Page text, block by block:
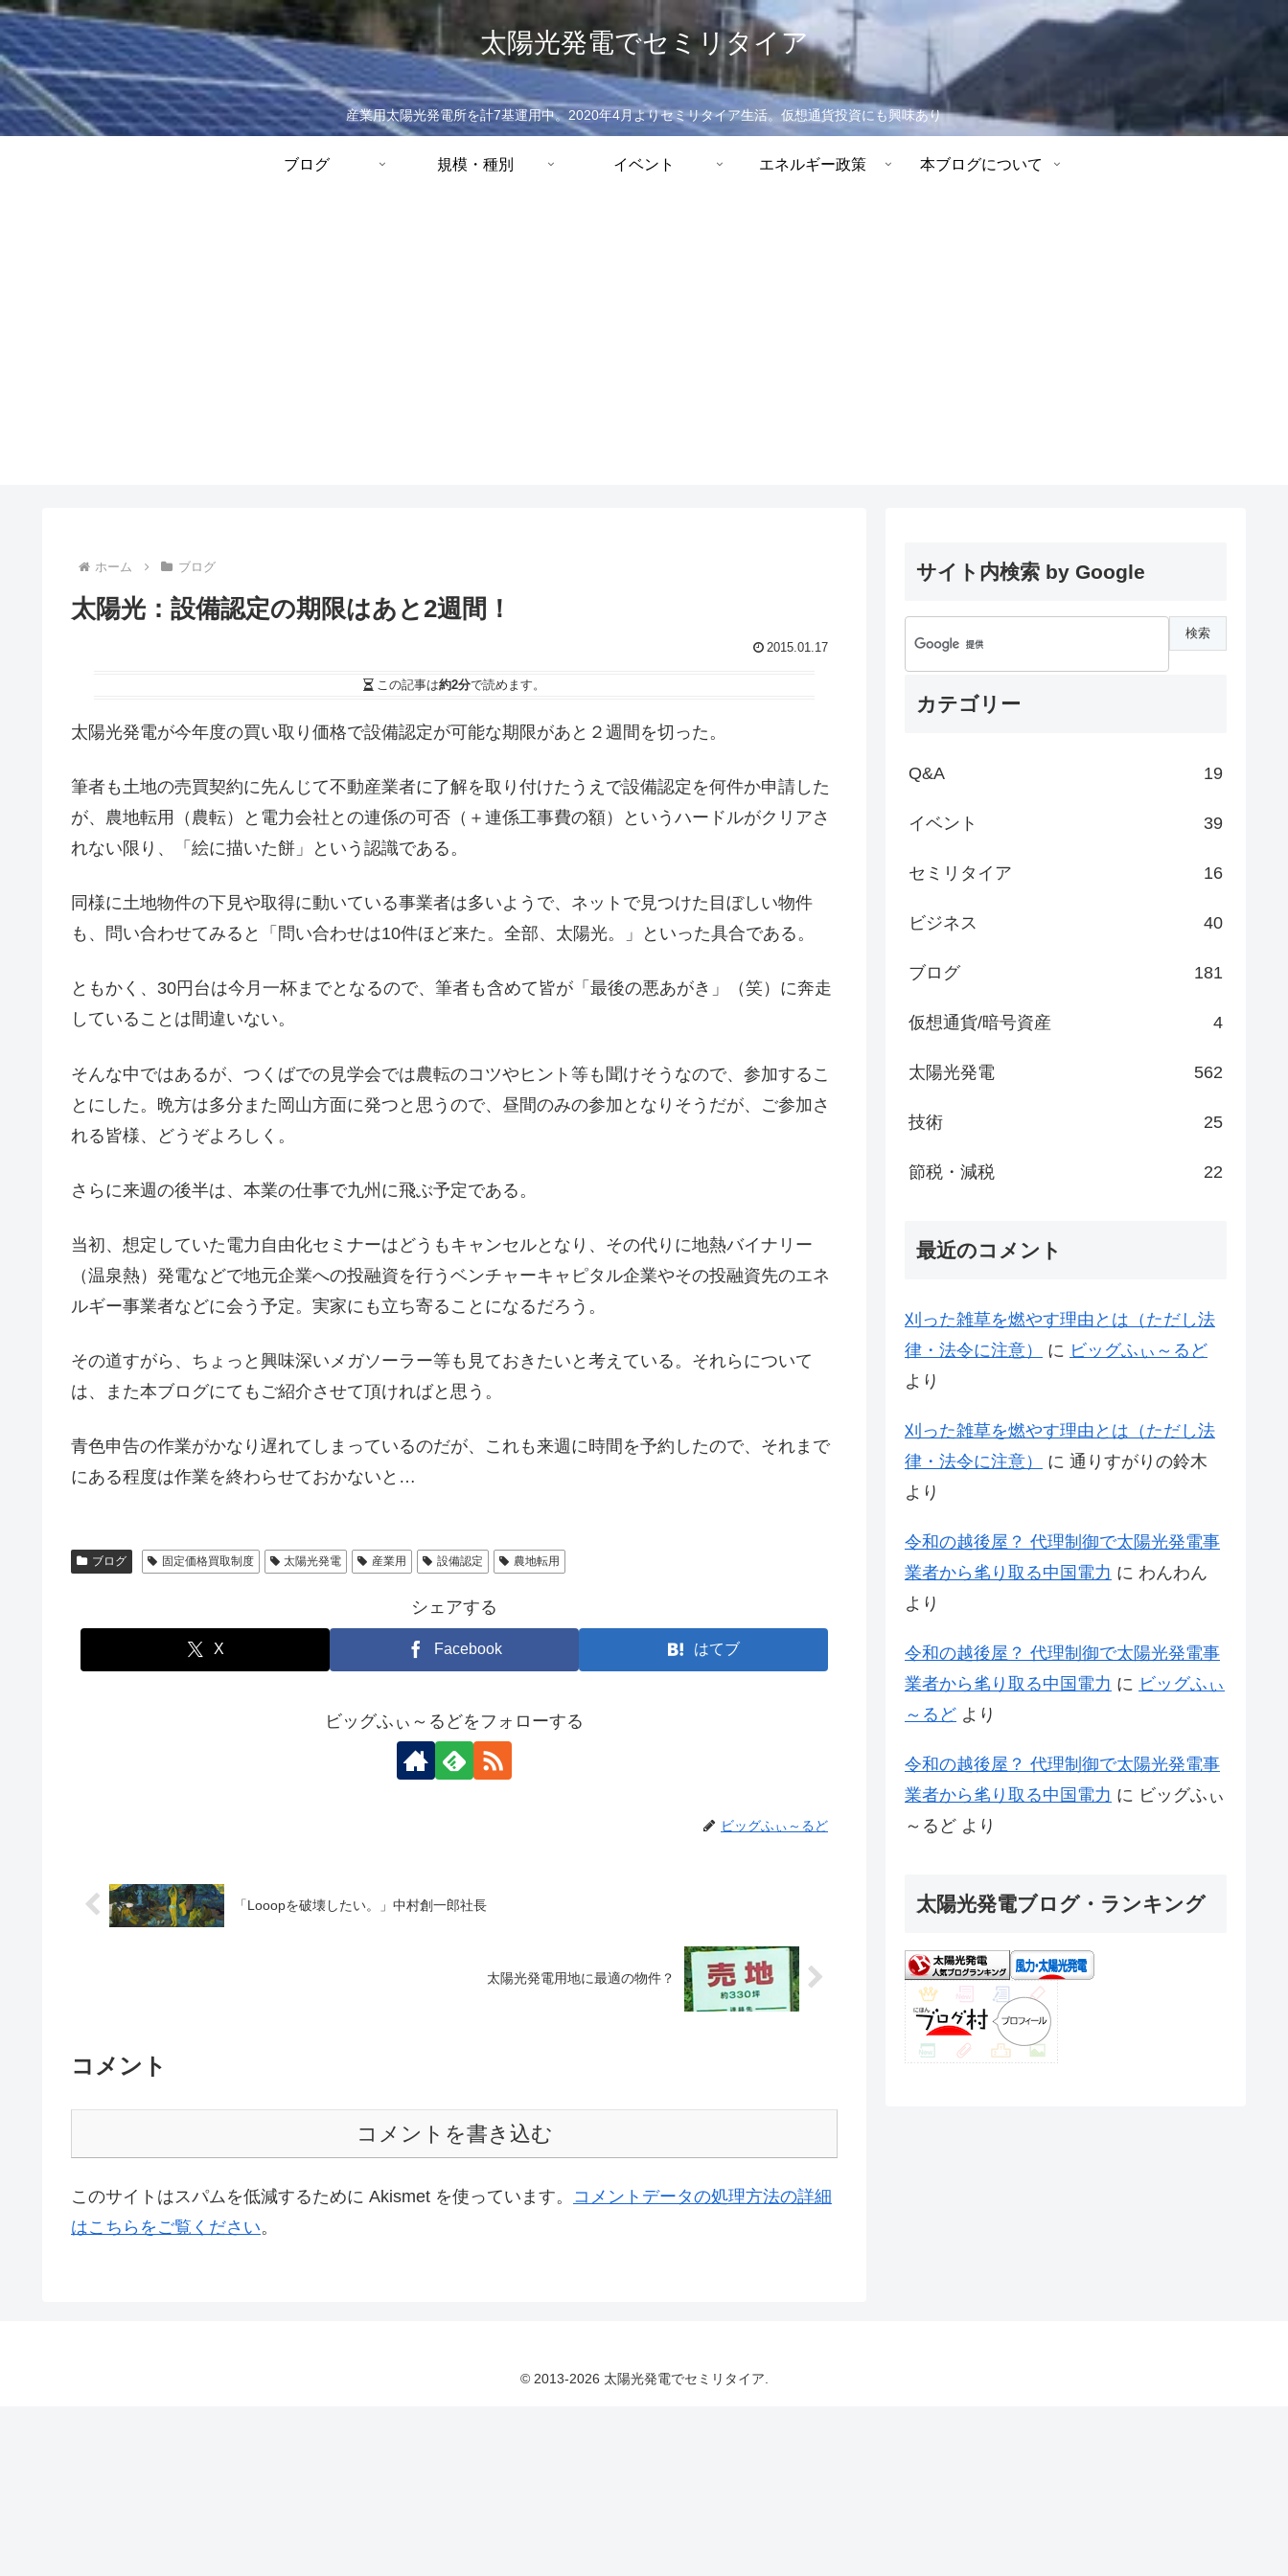
太陽光発電でセミリタイア
産業用太陽光発電所を計7基運用中。2020年4月よりセミリタイア生活。仮想通貨投資にも興味あり
ブログ 規模・種別 イベント エネルギー政策 本ブログについて
ホーム ブログ
太陽光：設備認定の期限はあと2週間！
2015.01.17
この記事は約2分で読めます。
太陽光発電が今年度の買い取り価格で設備認定が可能な期限があと２週間を切った。
筆者も土地の売買契約に先んじて不動産業者に了解を取り付けたうえで設備認定を何件か申請した
が、農地転用（農転）と電力会社との連係の可否（＋連係工事費の額）というハードルがクリアさ
れない限り、「絵に描いた餅」という認識である。
同様に土地物件の下見や取得に動いている事業者は多いようで、ネットで見つけた目ぼしい物件
も、問い合わせてみると「問い合わせは10件ほど来た。全部、太陽光。」といった具合である。
ともかく、30円台は今月一杯までとなるので、筆者も含めて皆が「最後の悪あがき」（笑）に奔走
していることは間違いない。
そんな中ではあるが、つくばでの見学会では農転のコツやヒント等も聞けそうなので、参加するこ
とにした。晩方は多分また岡山方面に発つと思うので、昼間のみの参加となりそうだが、ご参加さ
れる皆様、どうぞよろしく。
さらに来週の後半は、本業の仕事で九州に飛ぶ予定である。
当初、想定していた電力自由化セミナーはどうもキャンセルとなり、その代りに地熱バイナリー
（温泉熱）発電などで地元企業への投融資を行うベンチャーキャピタル企業やその投融資先のエネ
ルギー事業者などに会う予定。実家にも立ち寄ることになるだろう。
その道すがら、ちょっと興味深いメガソーラー等も見ておきたいと考えている。それらについて
は、また本ブログにてもご紹介させて頂ければと思う。
青色申告の作業がかなり遅れてしまっているのだが、これも来週に時間を予約したので、それまで
にある程度は作業を終わらせておかないと…
ブログ 固定価格買取制度 太陽光発電 産業用 設備認定 農地転用
シェアする
X Facebook はてブ
ビッグふぃ～るどをフォローする
ビッグふぃ～るど
「Looopを破壊したい。」中村創一郎社長
太陽光発電用地に最適の物件？
コメント
コメントを書き込む
このサイトはスパムを低減するために Akismet を使っています。 コメントデータの処理方法の詳細
はこちらをご覧ください。
サイト内検索 by Google
カテゴリー
Q&A 19
イベント 39
セミリタイア 16
ビジネス 40
ブログ 181
仮想通貨/暗号資産 4
太陽光発電 562
技術 25
節税・減税 22
最近のコメント
刈った雑草を燃やす理由とは（ただし法
律・法令に注意）
に ビッグふぃ～るど
より
刈った雑草を燃やす理由とは（ただし法
律・法令に注意）
に 通りすがりの鈴木
より
令和の越後屋？ 代理制御で太陽光発電事
業者から毟り取る中国電力 に わんわん
より
令和の越後屋？ 代理制御で太陽光発電事
業者から毟り取る中国電力 に ビッグふぃ
～るど より
令和の越後屋？ 代理制御で太陽光発電事
業者から毟り取る中国電力 に ビッグふぃ
～るど より
太陽光発電ブログ・ランキング
© 2013-2026 太陽光発電でセミリタイア.